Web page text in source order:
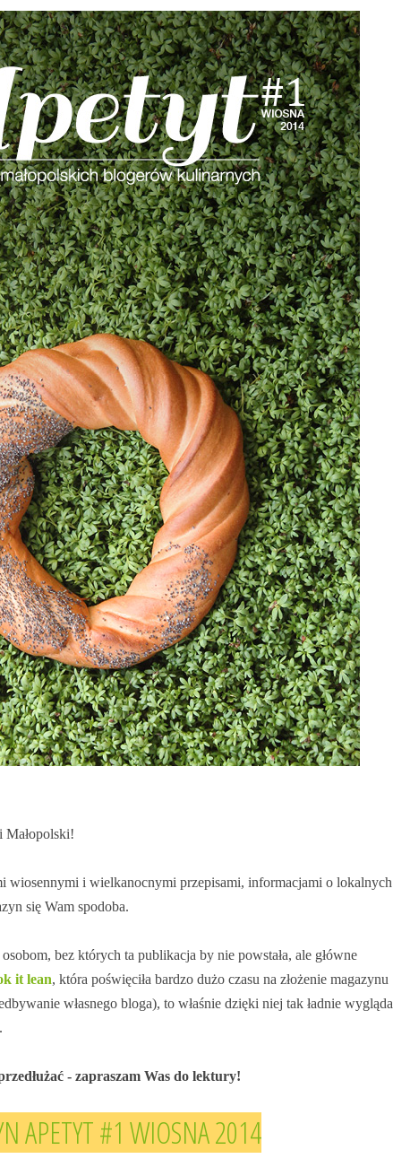
Małopolski!
wiosennymi i wielkanocnymi przepisami, informacjami o lokalnych
się Wam spodoba.
bez których ta publikacja by nie powstała, ale główne
it lean, która poświęciła bardzo dużo czasu na złożenie magazynu
własnego bloga), to właśnie dzięki niej tak ładnie wygląda
- zapraszam Was do lektury!
APETYT #1 WIOSNA 2014